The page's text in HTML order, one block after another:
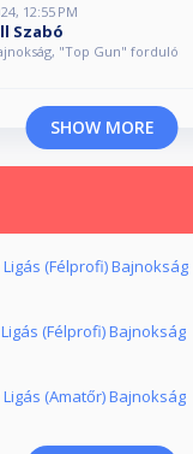
12:55 PM
Szabó
"Top Gun" forduló
SHOW MORE
Ligás (Félprofi) Bajnokság
Ligás (Félprofi) Bajnokság
Ligás (Amatőr) Bajnokság